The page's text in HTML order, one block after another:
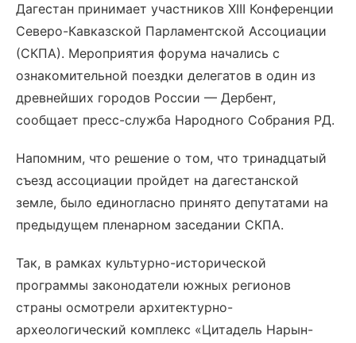
Дагестан принимает участников XIII Конференции
Северо-Кавказской Парламентской Ассоциации
(СКПА). Мероприятия форума начались с
ознакомительной поездки делегатов в один из
древнейших городов России — Дербент,
сообщает пресс-служба Народного Собрания РД.
Напомним, что решение о том, что тринадцатый
съезд ассоциации пройдет на дагестанской
земле, было единогласно принято депутатами на
предыдущем пленарном заседании СКПА.
Так, в рамках культурно-исторической
программы законодатели южных регионов
страны осмотрели архитектурно-
археологический комплекс «Цитадель Нарын-